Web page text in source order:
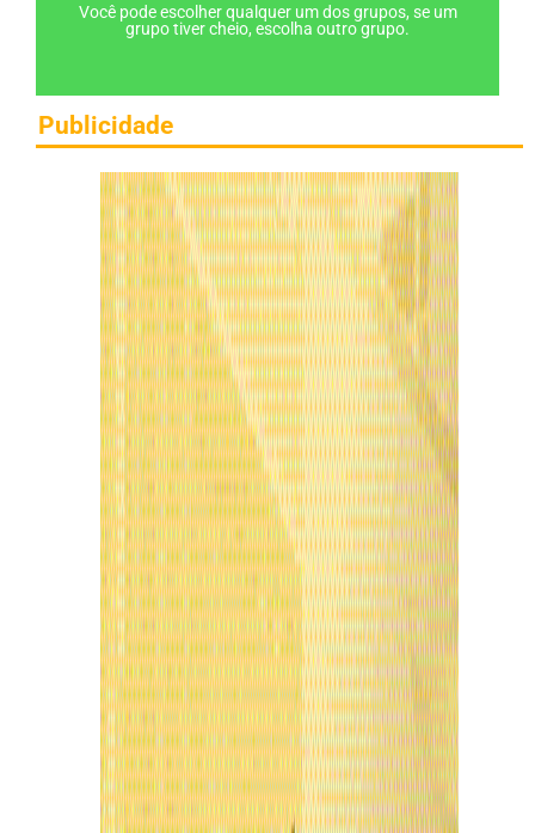
Você pode escolher qualquer um dos grupos, se um
grupo tiver cheio, escolha outro grupo.
Publicidade